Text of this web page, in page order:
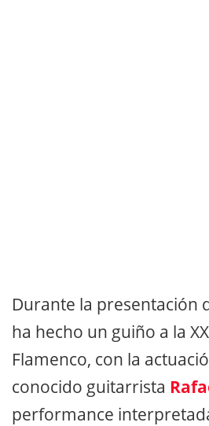
Durante la presentación
ha hecho un guiño a la
Flamenco, con la
conocido guitarrista
performance